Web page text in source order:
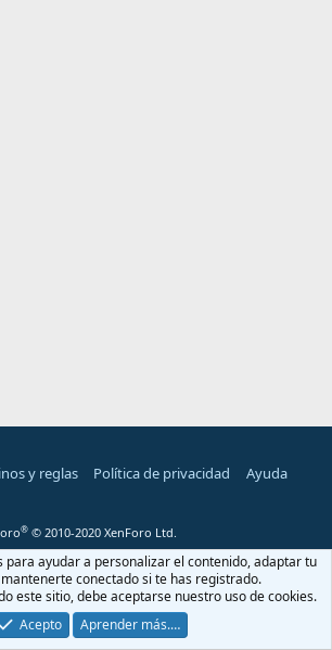
y reglas Política de privacidad Ayuda
® © 2010-2020 XenForo Ltd.
para ayudar a personalizar el contenido, adaptar tu
conectado si te has registrado.
este sitio, debe aceptarse nuestro uso de cookies.
Acepto
Aprender más.…